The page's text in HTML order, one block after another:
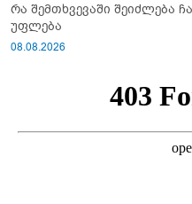
რა შემთხვევაში შეიძლება
უფლება
08.08.2026